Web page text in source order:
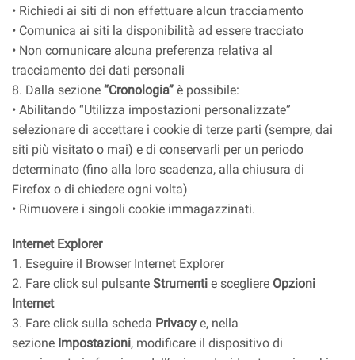
• Richiedi ai siti di non effettuare alcun tracciamento
• Comunica ai siti la disponibilità ad essere tracciato
• Non comunicare alcuna preferenza relativa al
tracciamento dei dati personali
8. Dalla sezione “Cronologia” è possibile:
• Abilitando “Utilizza impostazioni personalizzate”
selezionare di accettare i cookie di terze parti (sempre, dai
siti più visitato o mai) e di conservarli per un periodo
determinato (fino alla loro scadenza, alla chiusura di
Firefox o di chiedere ogni volta)
• Rimuovere i singoli cookie immagazzinati.
Internet Explorer
1. Eseguire il Browser Internet Explorer
2. Fare click sul pulsante Strumenti e scegliere Opzioni
Internet
3. Fare click sulla scheda Privacy e, nella
sezione Impostazioni, modificare il dispositivo di